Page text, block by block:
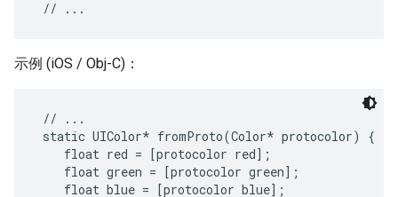
示例 (iOS / Obj-C)：
// ...
static UIColor* fromProto(Color* protocolor) {
    float red = [protocolor red];
    float green = [protocolor green];
    float blue = [protocolor blue];